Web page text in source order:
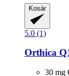
Kosár
5.0 (1)
Orthica
30 mg